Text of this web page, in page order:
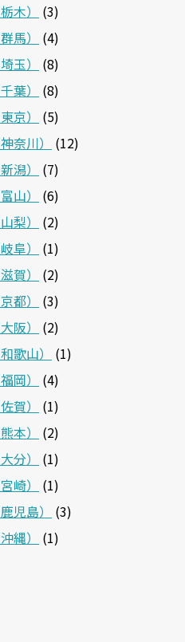
木）
(3)
馬）
(4)
玉）
(8)
葉）
(8)
京）
(5)
奈川）
(12)
潟）
(7)
山）
(6)
梨）
(2)
阜）
(1)
賀）
(2)
都）
(3)
阪）
(2)
歌山）
(1)
岡）
(4)
賀）
(1)
本）
(2)
分）
(1)
崎）
(1)
児島）
(3)
縄）
(1)